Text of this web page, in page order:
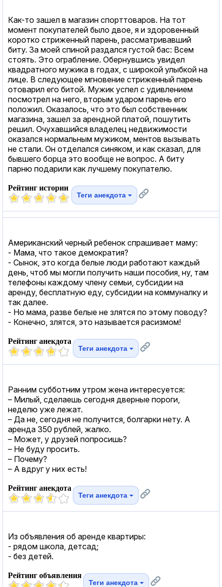
Как-то зашел в магазин спорттоваров. На тот
момент покупателей было двое, я и здоровенный
коротко стриженный парень, рассматривавший
биту. За моей спиной раздался густой бас: Всем
стоять. Это ограбление. Обернувшись увидел
квадратного мужика в годах, с широкой улыбкой на
лице. В следующее мгновение стриженный парень
отоварил его битой. Мужик успел с удивлением
посмотрел на него, вторым ударом парень его
положил. Оказалось, что это был собственник
магазина, зашел за арендной платой, пошутить
решил. Очухавшийся владелец недвижимости
оказался нормальным мужиком, ментов вызывать
не стали. Он отделался синяком, и как сказал, для
бывшего борца это вообще не вопрос. А биту
парню подарили как лучшему покупателю.
Рейтинг истории
Теги анекдота
Американский черный ребенок спрашивает маму:
- Мама, что такое демократия?
- Сынок, это когда белые люди работают каждый
день, чтоб мы могли получить наши пособия, ну, там
телефоны каждому члену семьи, субсидии на
аренду, бесплатную еду, субсидии на коммуналку и
так далее.
- Но мама, разве белые не злятся по этому поводу?
- Конечно, злятся, это называется расизмом!
Рейтинг анекдота
Теги анекдота
Ранним субботним утром жена интересуется:
– Милый, сделаешь сегодня дверные пороги,
неделю уже лежат.
– Да не, сегодня не получится, болгарки нету. А
аренда 350 рублей, жалко.
– Может, у друзей попросишь?
– Не буду просить.
– Почему?
– А вдруг у них есть!
Рейтинг анекдота
Теги анекдота
Из объявления об аренде квартиры:
- рядом школа, детсад;
- без детей.
Рейтинг объявления
Теги анекдота